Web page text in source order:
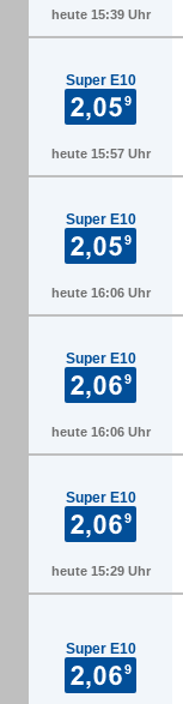
heute 15:39 Uhr
Super E10
heute 15:57 Uhr
Super E10
heute 16:06 Uhr
Super E10
heute 16:06 Uhr
Super E10
heute 15:29 Uhr
Super E10